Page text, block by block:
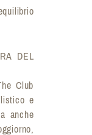
DEL
Club
e
anche